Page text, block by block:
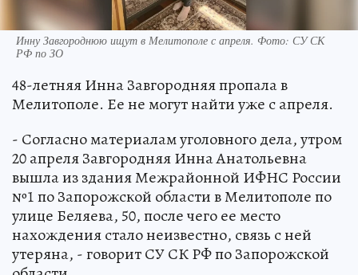
Инну Завгороднюю ищут в Мелитополе с апреля. Фото: СУ СК
РФ по ЗО
48-летняя Инна Завгородняя пропала в
Мелитополе. Ее не могут найти уже с апреля.
- Согласно материалам уголовного дела, утром
20 апреля Завгородняя Инна Анатольевна
вышла из здания Межрайонной ИФНС России
№1 по Запорожской области в Мелитополе по
улице Беляева, 50, после чего ее место
нахождения стало неизвестно, связь с ней
утеряна, - говорит СУ СК РФ по Запорожской